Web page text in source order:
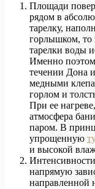
Площади
рядом в
тарелку,
горлышком, то
тарелки воды
Именно
течении Дона
медными
горлом и
При ее
атмосфера
паром. В
упрощенную
и высокой
напрямую
направленной